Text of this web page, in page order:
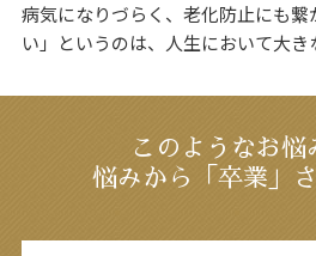
病気になりづらく、老化防止にも繋
い」というのは、人生において大き
このようなお悩
悩みから「卒業」